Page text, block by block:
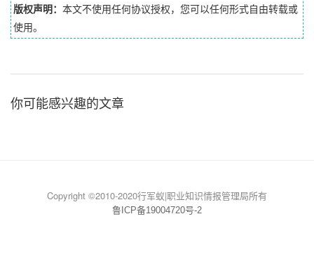
版权声明： 本文不使用任何协议授权，您可以任何形式自由转载或
使用。
你可能感兴趣的文章
Copyright ©2010-2020行军蚁|职业知识情报管理局所有
鲁ICP备19004720号-2